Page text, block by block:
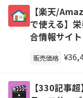
【楽天/
で使える】
合情報サイ
販売価格
【330記事